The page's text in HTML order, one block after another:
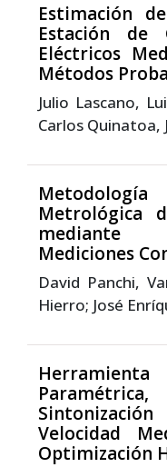
Estimación
Estación de
Eléctricos
Métodos
Julio Lascano,
Carlos Quinatoa,
Metrológica
mediante
Mediciones
David Panchi,
Hierro; José
Velocidad
Optimización